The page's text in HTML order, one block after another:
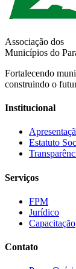
Associação dos
Municípios do
Fortalecendo
construindo o
Institucional
Estatuto
Serviços
FPM
Jurídico
Capacitação
Contato